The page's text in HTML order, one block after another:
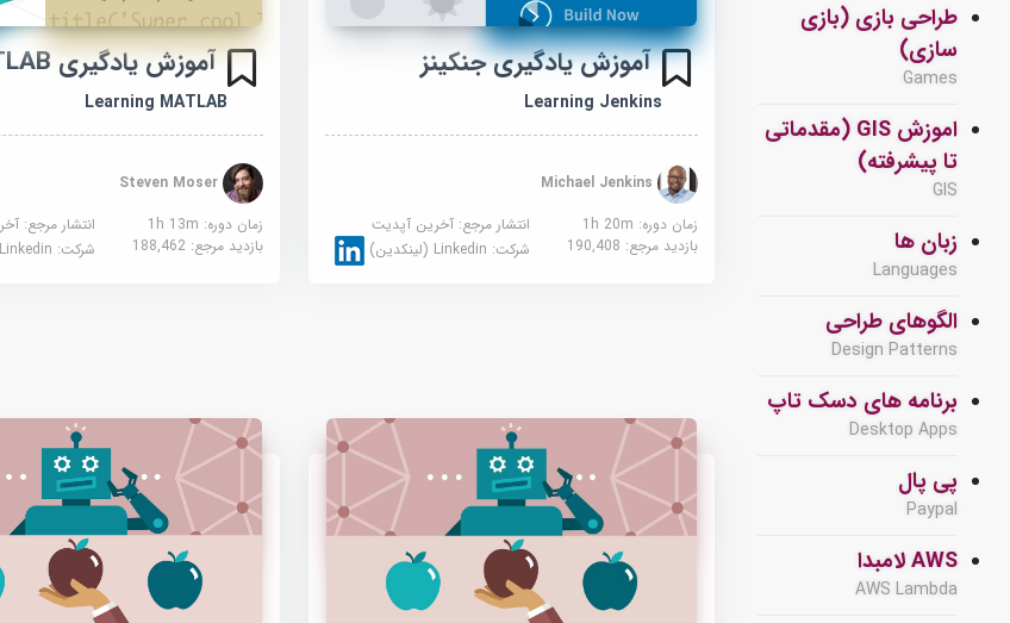
طراحی بازی (بازی
سازی)
Games
اموزش GIS (مقدماتی
تا پیشرفته)
GIS
زبان ها
Languages
الگوهای طراحی
Design Patterns
برنامه های دسک تاپ
Desktop Apps
پی پال
Paypal
AWS لامبدا
AWS Lambda
آموزش یادگیری جنکینز
Learning Jenkins
زمان دوره: 1h 20m
انتشار مرجع: آخرین آپدیت
بازدید مرجع: 190,408 شرکت: Linkedin (لینکدین)
آموزش یادگیری MATLAB
Learning MATLAB
Steven Moser
زمان دوره: 1h 13m
انتشار مرجع:
بازدید مرجع:188,462 شرکت: Linkedin (لینکدین)